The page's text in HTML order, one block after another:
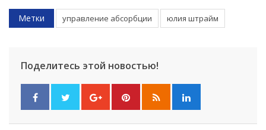
Метки управление абсорбции юлия штрайм
Поделитесь этой новостью!